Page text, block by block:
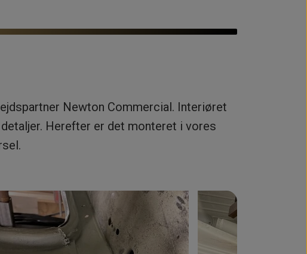
Newton Commercial. Interiøret
Herefter er det monteret i vores